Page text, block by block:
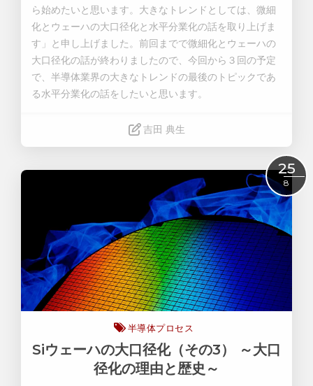
ら始めたいと思います。大きなトレンドとしては、微細
化とウェーハの大口径化と水平分業化の話を取り上げま
す」と申し上げました。前回までで微細化とウェーハの
大口径化の話が終わりましたので、今回から３回の予定
で、半導体業界の大きなトレンドの最後のトピックであ
る水平分業化の話をしたいと思います。
吉田 典生
25
8
半導体プロセス
Siウェーハの大口径化（その3） ～大口
径化の理由と歴史～